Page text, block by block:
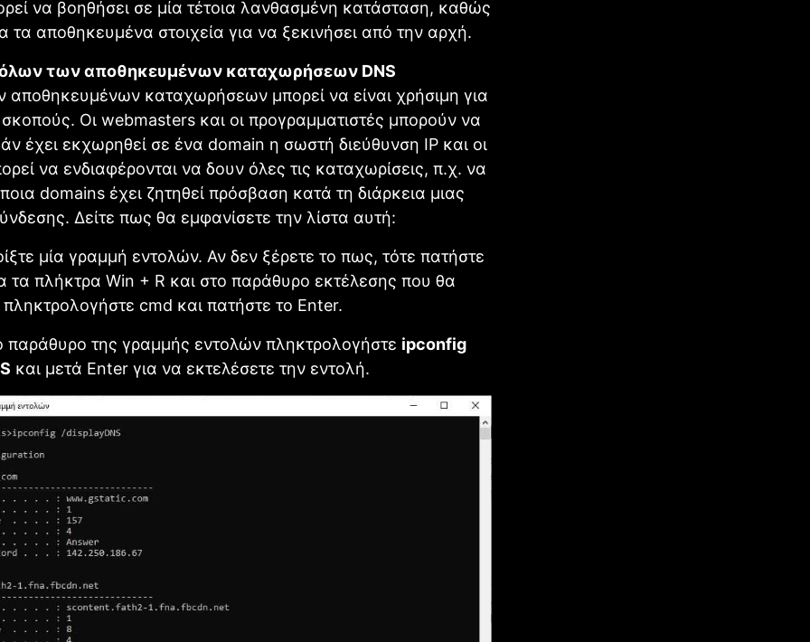
να βοηθήσει σε μία τέτοια λανθασμένη κατάσταση, καθώς
τα αποθηκευμένα στοιχεία για να ξεκινήσει από την αρχή.
των αποθηκευμένων καταχωρήσεων DNS
αποθηκευμένων καταχωρήσεων μπορεί να είναι χρήσιμη για
Οι webmasters και οι προγραμματιστές μπορούν να
έχει εκχωρηθεί σε ένα domain η σωστή διεύθυνση IP και οι
να ενδιαφέρονται να δουν όλες τις καταχωρίσεις, π.χ. να
domains έχει ζητηθεί πρόσβαση κατά τη διάρκεια μιας
Δείτε πως θα εμφανίσετε την λίστα αυτή:
μία γραμμή εντολών. Αν δεν ξέρετε το πως, τότε πατήστε
τα πλήκτρα Win + R και στο παράθυρο εκτέλεσης που θα
πληκτρολογήστε cmd και πατήστε το Enter.
παράθυρο της γραμμής εντολών πληκτρολογήστε ipconfig
και μετά Enter για να εκτελέσετε την εντολή.